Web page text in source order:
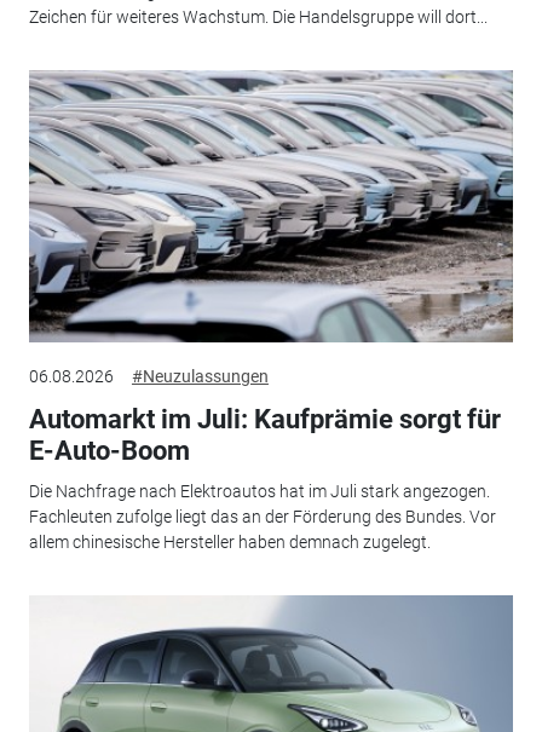
Zeichen für weiteres Wachstum. Die Handelsgruppe will dort...
06.08.2026 #Neuzulassungen
Automarkt im Juli: Kaufprämie sorgt für
E-Auto-Boom
Die Nachfrage nach Elektroautos hat im Juli stark angezogen.
Fachleuten zufolge liegt das an der Förderung des Bundes. Vor
allem chinesische Hersteller haben demnach zugelegt.